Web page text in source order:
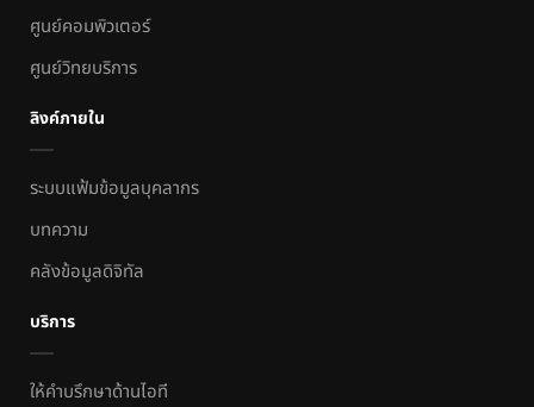
ศูนย์คอมพิวเตอร์
ศูนย์วิทยบริการ
ลิงค์ภายใน
ระบบแฟ้มข้อมูลบุคลากร
บทความ
คลังข้อมูลดิจิทัล
บริการ
ให้คำบรึกษาด้านไอที